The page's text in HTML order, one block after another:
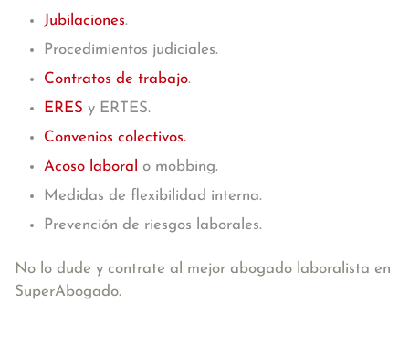
Jubilaciones.
Procedimientos judiciales.
Contratos de trabajo.
ERES y ERTES.
Convenios colectivos.
Acoso laboral o mobbing.
Medidas de flexibilidad interna.
Prevención de riesgos laborales.
No lo dude y contrate al mejor abogado laboralista en
SuperAbogado.